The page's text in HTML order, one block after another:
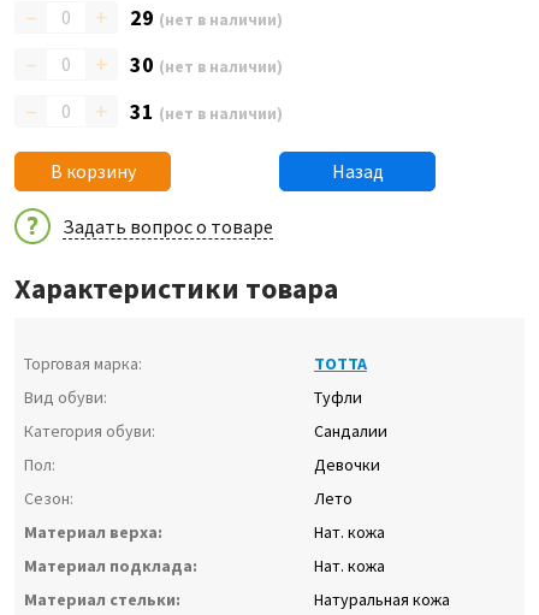
– + 29 (нет в наличии)
– + 30 (нет в наличии)
– + 31 (нет в наличии)
В корзину Назад
Задать вопрос о товаре
Характеристики товара
Торговая марка:
ТОТТА
Вид обуви:
Туфли
Категория обуви:
Сандалии
Пол:
Девочки
Сезон:
Лето
Материал верха:
Нат. кожа
Материал подклада:
Нат. кожа
Материал стельки:
Натуральная кожа